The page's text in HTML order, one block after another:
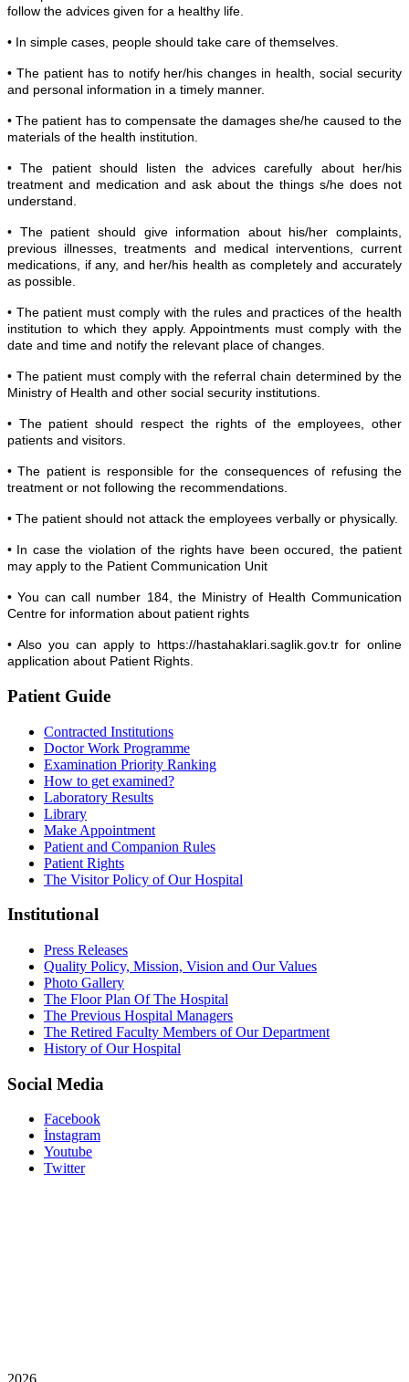
follow the advices given for a healthy life.
• In simple cases, people should take care of themselves.
• The patient has to notify her/his changes in health, social security
and personal information in a timely manner.
• The patient has to compensate the damages she/he caused to the
materials of the health institution.
• The patient should listen the advices carefully about her/his
treatment and medication and ask about the things s/he does not
understand.
• The patient should give information about his/her complaints,
previous illnesses, treatments and medical interventions, current
medications, if any, and her/his health as completely and accurately
as possible.
• The patient must comply with the rules and practices of the health
institution to which they apply. Appointments must comply with the
date and time and notify the relevant place of changes.
• The patient must comply with the referral chain determined by the
Ministry of Health and other social security institutions.
• The patient should respect the rights of the employees, other
patients and visitors.
• The patient is responsible for the consequences of refusing the
treatment or not following the recommendations.
• The patient should not attack the employees verbally or physically.
• In case the violation of the rights have been occured, the patient
may apply to the Patient Communication Unit
• You can call number 184, the Ministry of Health Communication
Centre for information about patient rights
• Also you can apply to https://hastahaklari.saglik.gov.tr for online
application about Patient Rights.
Patient Guide
Contracted Institutions
Doctor Work Programme
Examination Priority Ranking
How to get examined?
Laboratory Results
Library
Make Appointment
Patient and Companion Rules
Patient Rights
The Visitor Policy of Our Hospital
Institutional
Press Releases
Quality Policy, Mission, Vision and Our Values
Photo Gallery
The Floor Plan Of The Hospital
The Previous Hospital Managers
The Retired Faculty Members of Our Department
History of Our Hospital
Social Media
Facebook
İnstagram
Youtube
Twitter